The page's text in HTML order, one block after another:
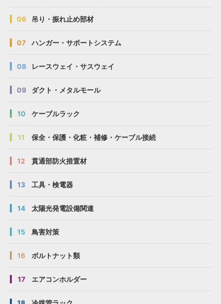
06 吊り・振れ止め部材
07 ハンガー・サポートシステム
08 レースウェイ・サスウェイ
09 ダクト・メタルモール
10 ケーブルラック
11 保全・保護・化粧・補修・ケーブル接続
12 貫通部防火措置材
13 工具・検電器
14 太陽光発電設備関連
15 鳥害対策
16 ボルトナット類
17 エアコンホルダー